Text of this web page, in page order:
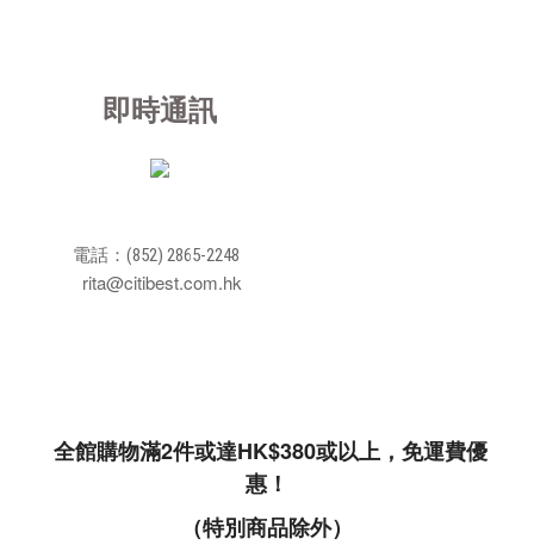
即時通訊
電話：(852) 2865-2248
rita@citibest.com.hk
全館購物滿2件或達HK$380或以上，免運費優
惠！
（特別商品除外）